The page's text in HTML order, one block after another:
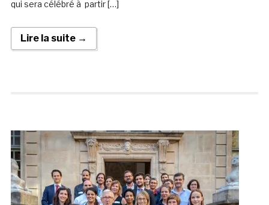
qui sera célébré à partir […]
Lire la suite →